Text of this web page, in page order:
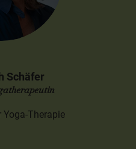
Schäfer
Therapie